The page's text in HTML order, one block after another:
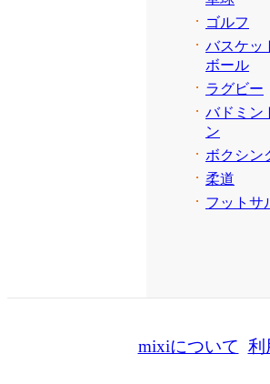
ゴルフ
バスケッ
ボール
ラグビー
バドミン
ン
ボクシン
柔道
フットサ
mixiについて 利